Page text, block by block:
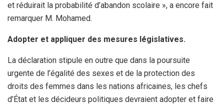
et réduirait la probabilité d’abandon scolaire », a encore fait
remarquer M. Mohamed.
Adopter et appliquer des mesures législatives.
La déclaration stipule en outre que dans la poursuite
urgente de l’égalité des sexes et de la protection des
droits des femmes dans les nations africaines, les chefs
d’État et les décideurs politiques devraient adopter et faire